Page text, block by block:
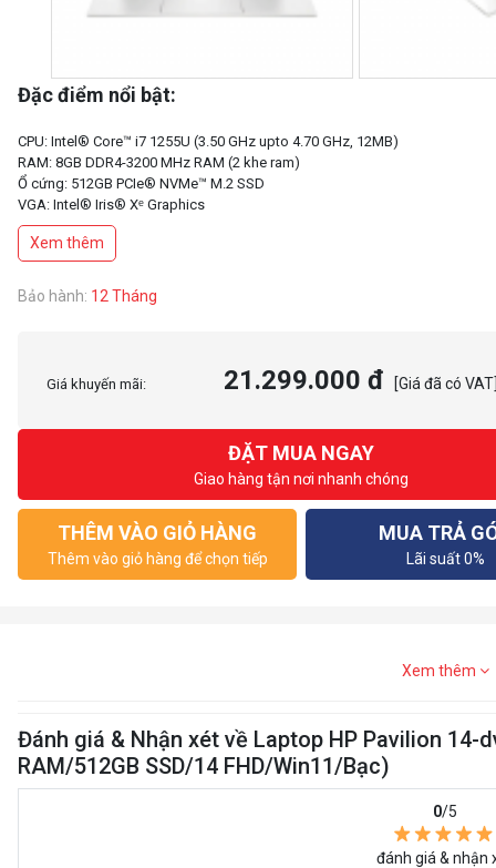
Đặc điểm nổi bật:
CPU: Intel® Core™ i7 1255U (3.50 GHz upto 4.70 GHz, 12MB)
RAM: 8GB DDR4-3200 MHz RAM (2 khe ram)
Ổ cứng: 512GB PCIe® NVMe™ M.2 SSD
VGA: Intel® Iris® Xᵉ Graphics
Màn hình: 14 inch FHD (1920 x 1080), IPS, 250 nits, 45% NTSC
Màu sắc: Bạc
Xem thêm
Bảo hành: 12 Tháng
Giá khuyến mãi: 21.299.000 đ [Giá đã có
ĐẶT MUA NGAY
Giao hàng tận nơi nhanh chóng
THÊM VÀO GIỎ HÀNG
Thêm vào giỏ hàng để chọn tiếp
MUA TRẢ
Lãi suất 0%
Xem thêm
Đánh giá & Nhận xét về Laptop HP Pavilion 14-
RAM/512GB SSD/14 FHD/Win11/Bạc)
0/5
đánh giá & nhận